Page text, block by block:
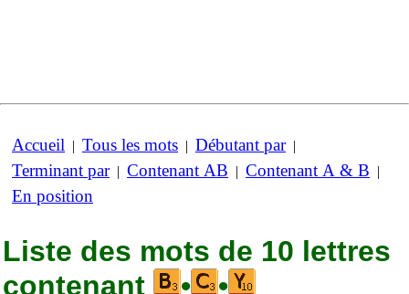
Accueil | Tous les mots | Débutant par|
Terminant par| Contenant AB | Contenant A & B |
En position
Liste des mots de 10 lettres
contenant
• •